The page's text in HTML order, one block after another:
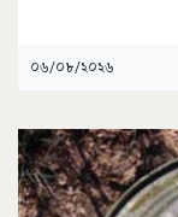
০৬/০৮/২০২৬